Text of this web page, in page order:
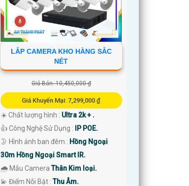
LẮP CAMERA KHO HÀNG SẮC
NÉT
Giá Bán: 10,450,000 ₫
Giá Khuyến Mại: 7,299,000 ₫
☀️ Chất lượng hình : Ultra 2k + .
👍 Công Nghệ Sử Dụng :
IP POE.
🌛 Hình ảnh ban đêm : Hồng Ngoại
30m Hồng Ngoại Smart IR.
🌧️ Mẫu CameraThân Kim loại.
️💫 Điểm Nỗi Bật :Thu Âm.